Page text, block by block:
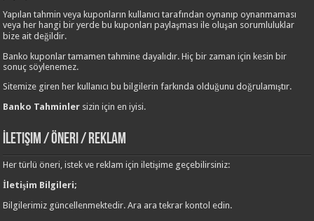
Yapılan tahmin veya kuponların kullanıcı tarafından oynanıp oynanmaması
veya her hangi bir yerde bu kuponları paylaşması ile oluşan sorumluluklar
bize ait değildir.
Banko kuponlar tamamen tahmine dayalıdır. Hiç bir zaman için kesin bir
sonuç söylenemez.
Sitemize giren her kullanıcı bu bilgilerin farkında olduğunu doğrulamıştır.
Banko Tahminler sizin için en iyisi.
İletişim / Öneri / Reklam
Her türlü öneri, istek ve reklam için iletişime geçebilirsiniz:
İletişim Bilgileri;
Bilgilerimiz güncellenmektedir. Ara ara tekrar kontol edin.